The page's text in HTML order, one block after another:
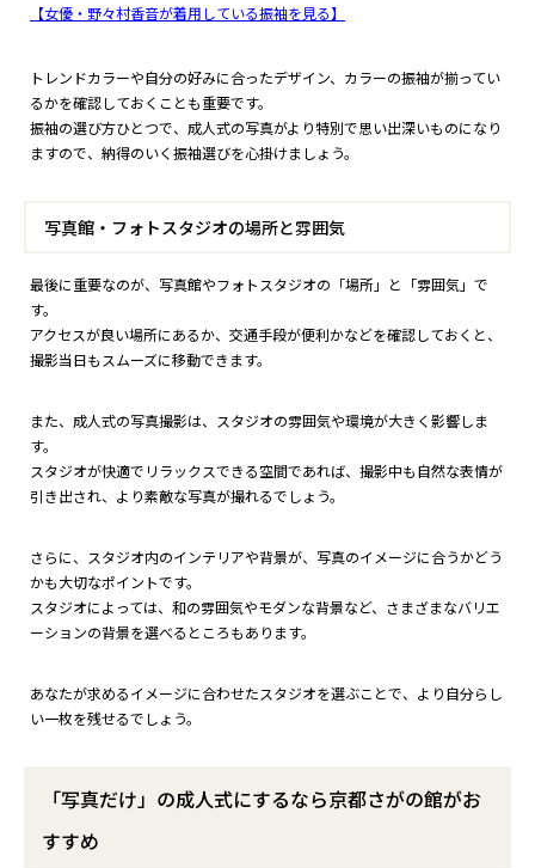
【女優・野々村香音が着用している振袖を見る】
トレンドカラーや自分の好みに合ったデザイン、カラーの振袖が揃ってい
るかを確認しておくことも重要です。
振袖の選び方ひとつで、成人式の写真がより特別で思い出深いものになり
ますので、納得のいく振袖選びを心掛けましょう。
写真館・フォトスタジオの場所と雰囲気
最後に重要なのが、写真館やフォトスタジオの「場所」と「雰囲気」で
す。
アクセスが良い場所にあるか、交通手段が便利かなどを確認しておくと、
撮影当日もスムーズに移動できます。
また、成人式の写真撮影は、スタジオの雰囲気や環境が大きく影響しま
す。
スタジオが快適でリラックスできる空間であれば、撮影中も自然な表情が
引き出され、より素敵な写真が撮れるでしょう。
さらに、スタジオ内のインテリアや背景が、写真のイメージに合うかどう
かも大切なポイントです。
スタジオによっては、和の雰囲気やモダンな背景など、さまざまなバリエ
ーションの背景を選べるところもあります。
あなたが求めるイメージに合わせたスタジオを選ぶことで、より自分らし
い一枚を残せるでしょう。
「写真だけ」の成人式にするなら京都さがの館がお
すすめ